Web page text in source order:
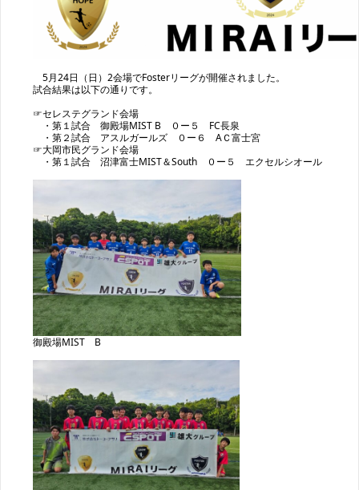
5月24日（日）2会場でFosterリーグが開催されました。
試合結果は以下の通りです。
☞セレステグランド会場
・第１試合 御殿場MIST B ０ー５ FC長泉
・第２試合 アスルガールズ ０ー６ AＣ富士宮
☞大岡市民グランド会場
・第１試合 沼津富士MIST＆South ０ー５ エクセルシオール
御殿場MIST B